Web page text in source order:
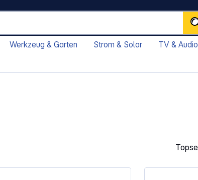
Werkzeug & Garten Strom & Solar TV & Audio